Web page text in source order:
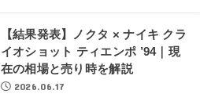
【結果発表】ノクタ × ナイキ クラ
イオショット ティエンポ ’94｜現
在の相場と売り時を解説
2026.06.17